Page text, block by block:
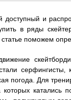
доступный и
в ряды
поможем
серфингисты,
погода. Для
которых катались